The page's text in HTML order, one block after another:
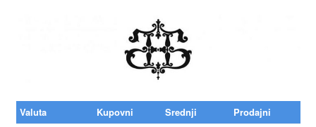
Valuta Kupovni Srednji Prodajni